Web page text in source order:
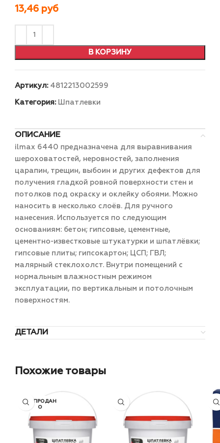
13,46 руб
В КОРЗИНУ
Артикул: 4812213002599
Категория: Шпатлевки
ОПИСАНИЕ
ilmax 6440 предназначена для выравнивания
шероховатостей, неровностей, заполнения
царапин, трещин, выбоин и других дефектов для
получения гладкой ровной поверхности стен и
потолков под окраску и оклейку обоями. Можно
наносить в несколько слоёв. Для ручного
нанесения. Используется по следующим
основаниям: бетон; гипсовые, цементные,
цементно-известковые штукатурки и шпатлёвки;
гипсовые плиты; гипсокартон; ЦСП; ГВЛ;
малярный стеклохолст. Внутри помещений с
нормальным влажностным режимом
эксплуатации, по вертикальным и потолочным
поверхностям.
ДЕТАЛИ
Похожие товары
РАСПРОДАН
О